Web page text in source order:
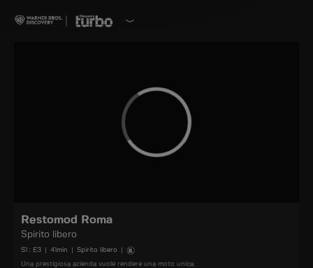
Restomod Roma
Spirito libero
S1 : E3 41min Spirito libero
Una prestigiosa azienda vuole rendere una moto unica.